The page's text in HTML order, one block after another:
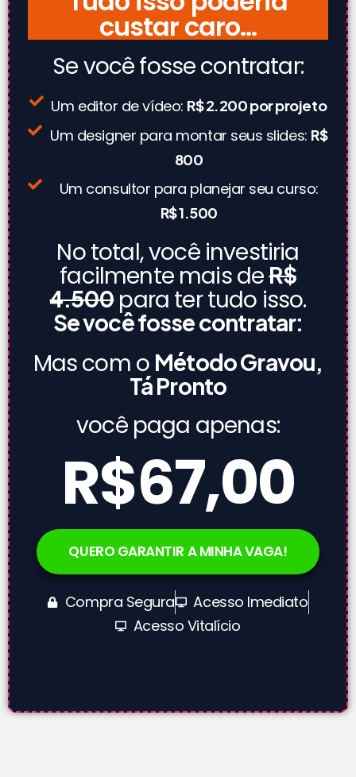
custar caro...
Se você fosse contratar:
Um editor de vídeo: R$ 2.200 por projeto
Um designer para montar seus slides: R$
800
Um consultor para planejar seu curso:
R$ 1.500
No total, você investiria
facilmente mais deR$
4.500para ter tudo isso.
Se você fosse contratar:
Mas com o Método Gravou,
Tá Pronto
você paga apenas:
R$67,00
QUERO GARANTIR A MINHA VAGA!
Compra Segura
Acesso Imediato
Acesso Vitalício